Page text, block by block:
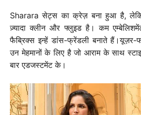
Sharara सेट्स का क्रेज़ बना हुआ है,
ज़्यादा क्लीन और फ्लुइड है। कम
फैब्रिक्स इन्हें डांस-फ्रेंडली बनाते हैं।यूज़र-
उन मेहमानों के लिए है जो आराम के साथ
बार एडजस्टमेंट के।